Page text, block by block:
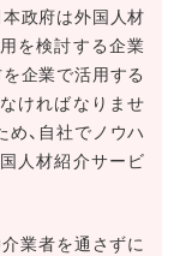
政府は外国人材
を検討する企業
企業で活用する
ければなりませ
、自社でノウハ
人材紹介サービ
業者を通さずに